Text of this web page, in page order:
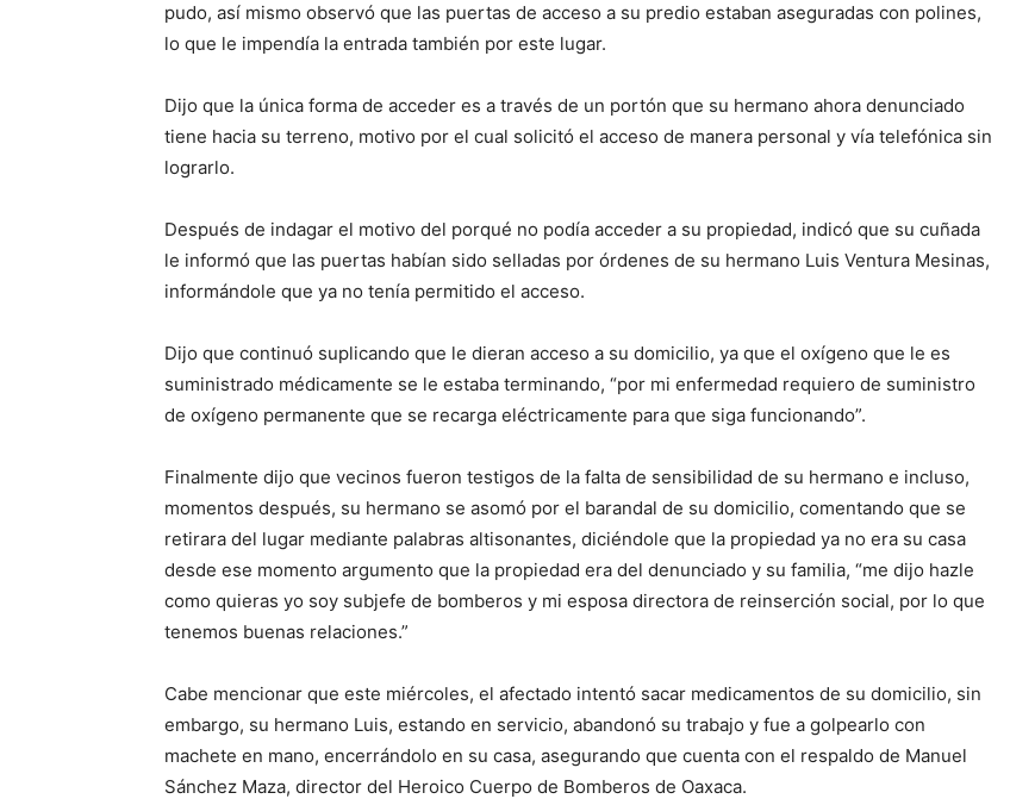
pudo, así mismo observó que las puertas de acceso a su predio estaban aseguradas con polines,
lo que le impendía la entrada también por este lugar.
Dijo que la única forma de acceder es a través de un portón que su hermano ahora denunciado
tiene hacia su terreno, motivo por el cual solicitó el acceso de manera personal y vía telefónica sin
lograrlo.
Después de indagar el motivo del porqué no podía acceder a su propiedad, indicó que su cuñada
le informó que las puertas habían sido selladas por órdenes de su hermano Luis Ventura Mesinas,
informándole que ya no tenía permitido el acceso.
Dijo que continuó suplicando que le dieran acceso a su domicilio, ya que el oxígeno que le es
suministrado médicamente se le estaba terminando, “por mi enfermedad requiero de suministro
de oxígeno permanente que se recarga eléctricamente para que siga funcionando”.
Finalmente dijo que vecinos fueron testigos de la falta de sensibilidad de su hermano e incluso,
momentos después, su hermano se asomó por el barandal de su domicilio, comentando que se
retirara del lugar mediante palabras altisonantes, diciéndole que la propiedad ya no era su casa
desde ese momento argumento que la propiedad era del denunciado y su familia, “me dijo hazle
como quieras yo soy subjefe de bomberos y mi esposa directora de reinserción social, por lo que
tenemos buenas relaciones.”
Cabe mencionar que este miércoles, el afectado intentó sacar medicamentos de su domicilio, sin
embargo, su hermano Luis, estando en servicio, abandonó su trabajo y fue a golpearlo con
machete en mano, encerrándolo en su casa, asegurando que cuenta con el respaldo de Manuel
Sánchez Maza, director del Heroico Cuerpo de Bomberos de Oaxaca.